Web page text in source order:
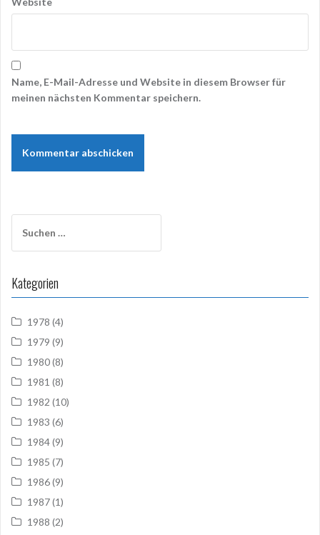
Name, E-Mail-Adresse und Website in diesem Browser für
meinen nächsten Kommentar speichern.
nach:
Kategorien
1978 (4)
1979 (9)
1980(8)
1981 (8)
1982 (10)
1983 (6)
1984(9)
1985 (7)
1986(9)
1987(1)
1988 (2)